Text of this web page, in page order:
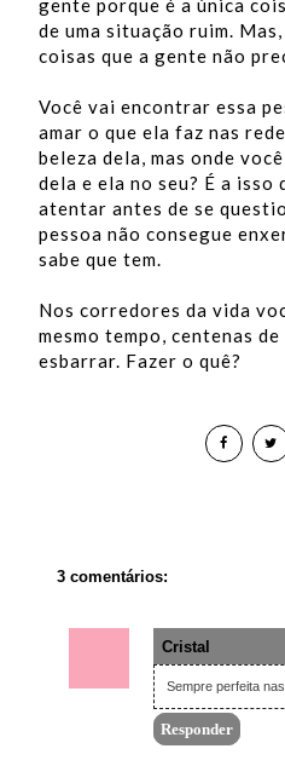
gente porque é a única
de uma situação ruim.
coisas que a gente não
Você vai encontrar essa
amar o que ela faz nas
beleza dela, mas onde
dela e ela no seu? É a isso
atentar antes de se
pessoa não consegue
sabe que tem.
Nos corredores da vida
mesmo tempo, centenas
esbarrar. Fazer o quê?
3 comentários:
Cristal
Sempre perfeita
Responder